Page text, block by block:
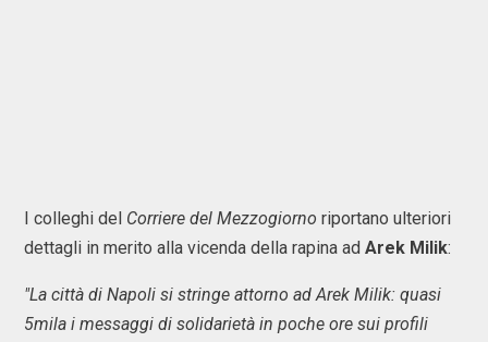
I colleghi del Corriere del Mezzogiorno riportano ulteriori
dettagli in merito alla vicenda della rapina ad Arek Milik:
"La città di Napoli si stringe attorno ad Arek Milik: quasi
5mila i messaggi di solidarietà in poche ore sui profili